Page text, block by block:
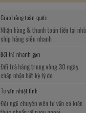
Giao hàng toàn quốc
Nhận hàng & thanh toán tiền tại nhà,
ship hàng siêu nhanh
Đổi trả nhanh gọn
Đổi trả hàng trong vòng 30 ngày,
chấp nhận bất kỳ lý do
Tư vấn nhiệt tình
Đội ngũ chuyên viên tư vấn có kiến